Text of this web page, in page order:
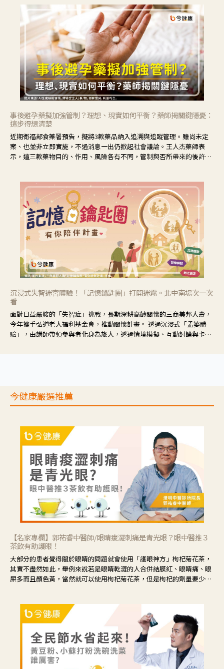
事後避孕藥擬加強管制？理想、現實如何平衡？藥師揭關鍵隱憂：
這步得想清楚
近期衛福部食藥署預告，擬將3款藥品納入追溯與追蹤管理。雖尚未定
案、也並非立即實施，不過消息一出仍掀起社會議論。王人杰藥師表
示，這三款藥物目的、作用、風險各有不同，管制與否所帶來的後許影
沉浸式失智迷宮體驗！「記憶鑰匙圈」打開迷霧。北中南場次一次
看
面對日益嚴峻的「失智症」挑戰，長期深耕高齡關懷的三商美邦人壽，
今年攜手弘道老人福利基金會，推動關懷計畫。 透過沉浸式「孟婆體
驗」，由講師帶領參與者化身為旅人，透過情境模擬、互動討論與卡牌
今健康嚴選推薦
【名家專欄】郭祐睿中醫師/眼睛痠澀刺痛是青光眼？眼中醫推３
茶飲有助護眼！
大部分的患者覺得關於眼睛的問題就會使用「護眼神方」枸杞菊花茶，
其實不盡然如此，舉例來說若是眼睛乾澀的人合併結膜紅、眼睛痛、眼
屎多而且顏色黃，當然就可以使用枸杞菊花茶，但是枸杞的劑量要少，
候就要使用菊花、金銀花來治療；假如單純的眼睛乾澀，結膜沒有紅，
眼睛周圍沒有眼屎，這種情況是屬於「陰虛」，就可以使用枸杞、蓮
藕、麥門冬、山藥等比較滋潤的藥材，效果就更顯著。